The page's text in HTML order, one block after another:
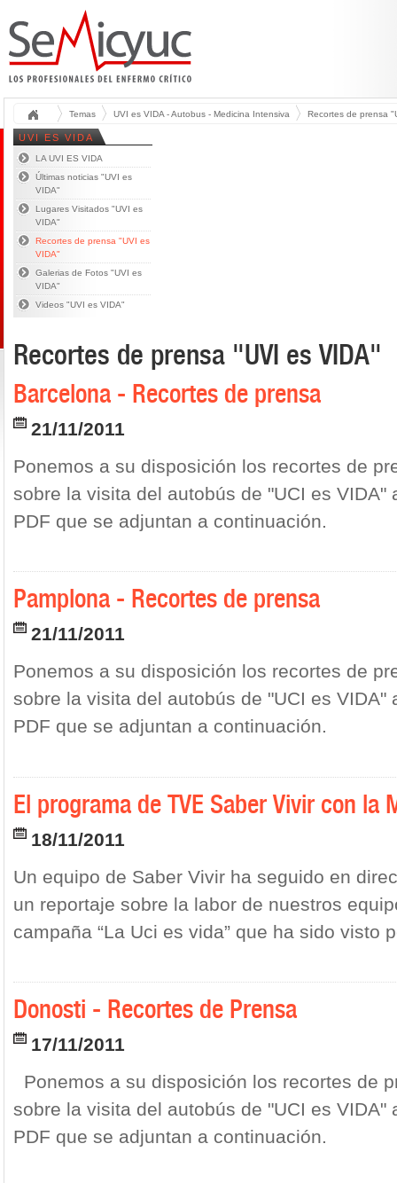
Temas UVI es VIDA - Autobus - Medicina Intensiva Recortes de prensa
UVI ES VIDA
LA UVI ES VIDA
Últimas noticias "UVI es
VIDA"
Lugares Visitados "UVI es
VIDA"
Recortes de prensa "UVI es
VIDA"
Galerias de Fotos "UVI es
VIDA"
Videos "UVI es VIDA"
Recortes de prensa "UVI es VIDA"
Barcelona - Recortes de prensa
21/11/2011
Ponemos a su disposición los recortes de
sobre la visita del autobús de "UCI es VIDA"
PDF que se adjuntan a continuación.
Pamplona - Recortes de prensa
21/11/2011
Ponemos a su disposición los recortes de
sobre la visita del autobús de "UCI es VIDA"
PDF que se adjuntan a continuación.
El programa de TVE Saber Vivir con la
18/11/2011
Un equipo de Saber Vivir ha seguido en
un reportaje sobre la labor de nuestros
campaña “La Uci es vida” que ha sido visto
Donosti - Recortes de Prensa
17/11/2011
Ponemos a su disposición los recortes de
sobre la visita del autobús de "UCI es VIDA"
PDF que se adjuntan a continuación.